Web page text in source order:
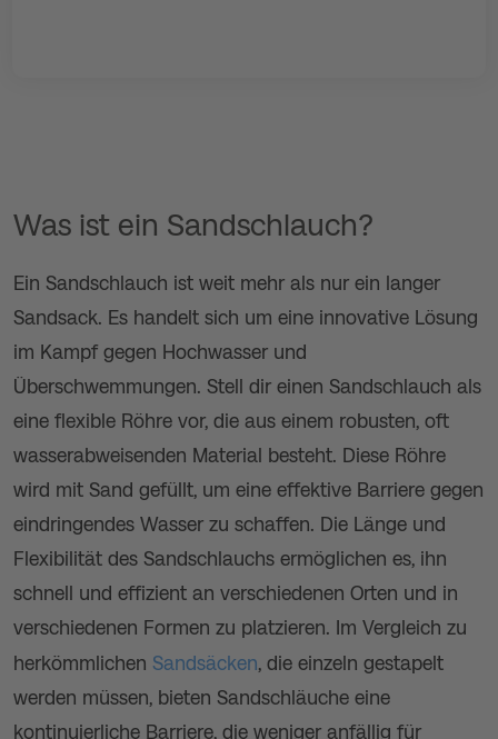
Was ist ein Sandschlauch?
Ein Sandschlauch ist weit mehr als nur ein langer
Sandsack. Es handelt sich um eine innovative Lösung
im Kampf gegen Hochwasser und
Überschwemmungen. Stell dir einen Sandschlauch als
eine flexible Röhre vor, die aus einem robusten, oft
wasserabweisenden Material besteht. Diese Röhre
wird mit Sand gefüllt, um eine effektive Barriere gegen
eindringendes Wasser zu schaffen. Die Länge und
Flexibilität des Sandschlauchs ermöglichen es, ihn
schnell und effizient an verschiedenen Orten und in
verschiedenen Formen zu platzieren. Im Vergleich zu
herkömmlichen Sandsäcken, die einzeln gestapelt
werden müssen, bieten Sandschläuche eine
kontinuierliche Barriere, die weniger anfällig für